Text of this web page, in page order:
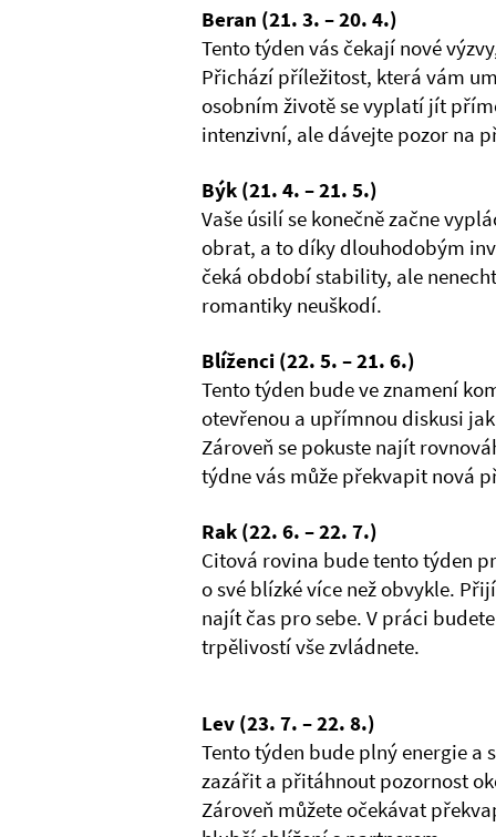
Beran (21. 3. – 20. 4.)
Tento týden vás čekají nové
Přichází příležitost, která vám
osobním životě se vyplatí jít
intenzivní, ale dávejte pozor na
Býk (21. 4. – 21. 5.)
Vaše úsilí se konečně začne
obrat, a to díky dlouhodobým
čeká období stability, ale
romantiky neuškodí.
Blíženci (22. 5. – 21. 6.)
Tento týden bude ve znamení
otevřenou a upřímnou diskusi
Zároveň se pokuste najít
týdne vás může překvapit nová
Rak (22. 6. – 22. 7.)
Citová rovina bude tento týden
o své blízké více než obvykle.
najít čas pro sebe. V práci
trpělivostí vše zvládnete.
Lev (23. 7. – 22. 8.)
Tento týden bude plný energie a
zazářit a přitáhnout pozornost
Zároveň můžete očekávat